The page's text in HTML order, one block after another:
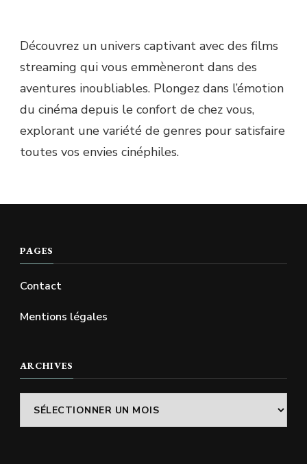
Découvrez un univers captivant avec des films
streaming qui vous emmèneront dans des
aventures inoubliables. Plongez dans l’émotion
du cinéma depuis le confort de chez vous,
explorant une variété de genres pour satisfaire
toutes vos envies cinéphiles.
PAGES
Contact
Mentions légales
ARCHIVES
Archives